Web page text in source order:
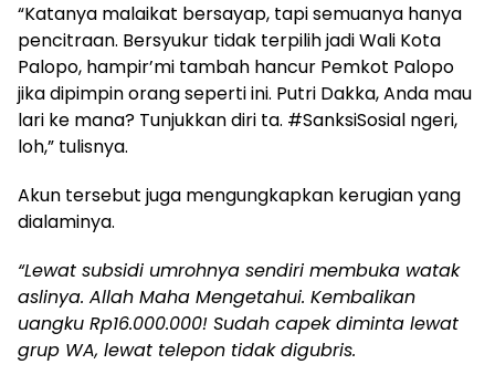
“Katanya malaikat bersayap, tapi semuanya hanya
pencitraan. Bersyukur tidak terpilih jadi Wali Kota
Palopo, hampir’mi tambah hancur Pemkot Palopo
jika dipimpin orang seperti ini. Putri Dakka, Anda mau
lari ke mana? Tunjukkan diri ta. #SanksiSosial ngeri,
loh,” tulisnya.
Akun tersebut juga mengungkapkan kerugian yang
dialaminya.
“Lewat subsidi umrohnya sendiri membuka watak
aslinya. Allah Maha Mengetahui. Kembalikan
uangku Rp16.000.000! Sudah capek diminta lewat
grup WA, lewat telepon tidak digubris.